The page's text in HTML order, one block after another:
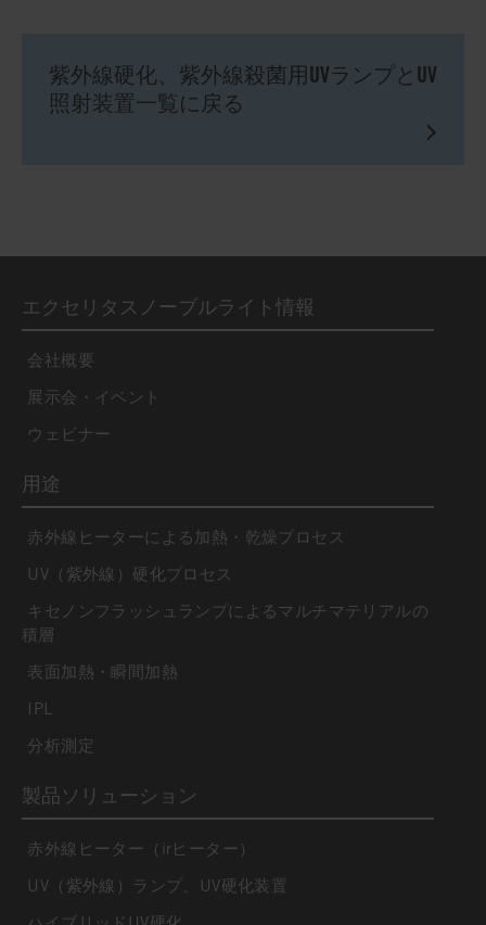
紫外線硬化、紫外線殺菌用UVランプとUV
照射装置一覧に戻る
エクセリタスノーブルライト情報
会社概要
展示会・イベント
ウェビナー
用途
赤外線ヒーターによる加熱・乾燥プロセス
UV（紫外線）硬化プロセス
キセノンフラッシュランプによるマルチマテリアルの
積層
表面加熱・瞬間加熱
IPL
分析測定
製品ソリューション
赤外線ヒーター（irヒーター）
UV（紫外線）ランプ、UV硬化装置